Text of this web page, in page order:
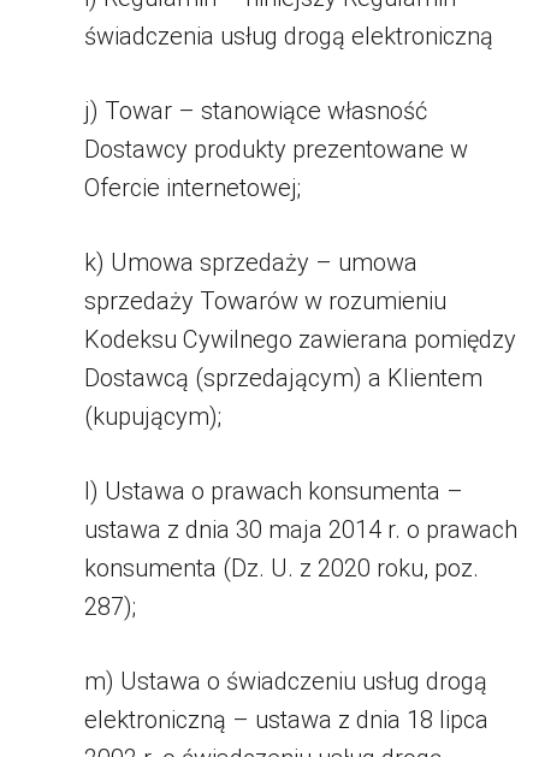
świadczenia usług drogą elektroniczną
j) Towar – stanowiące własność
Dostawcy produkty prezentowane w
Ofercie internetowej;
k) Umowa sprzedaży – umowa
sprzedaży Towarów w rozumieniu
Kodeksu Cywilnego zawierana pomiędzy
Dostawcą (sprzedającym) a Klientem
(kupującym);
l) Ustawa o prawach konsumenta –
ustawa z dnia 30 maja 2014 r. o prawach
konsumenta (Dz. U. z 2020 roku, poz.
287);
m) Ustawa o świadczeniu usług drogą
elektroniczną – ustawa z dnia 18 lipca